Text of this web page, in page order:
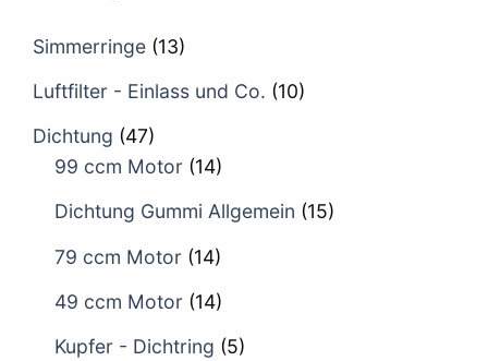
Simmerringe (13)
Luftfilter - Einlass und Co. (10)
Dichtung (47)
99 ccm Motor (14)
Dichtung Gummi Allgemein (15)
79 ccm Motor (14)
49 ccm Motor (14)
Kupfer - Dichtring (5)